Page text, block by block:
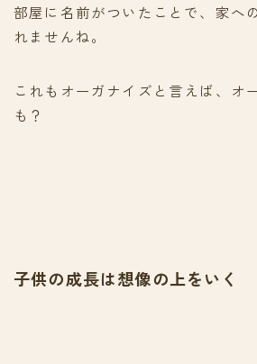
部屋に名前がついたことで、家へ
れませんね。
これもオーガナイズと言えば、オ
も？
子供の成長は想像の上をいく